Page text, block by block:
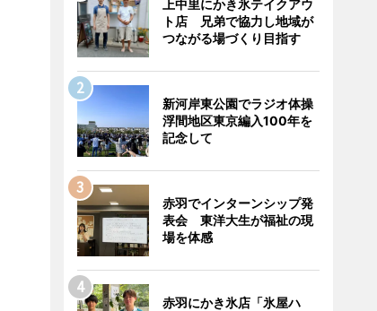
上中里にかき氷テイクアウ
ト店 兄弟で協力し地域が
つながる場づくり目指す
新河岸東公園でラジオ体操
浮間地区東京編入100年を
記念して
赤羽でインターンシップ発
表会 東洋大生が福祉の現
場を体感
赤羽にかき氷店「氷屋ハ